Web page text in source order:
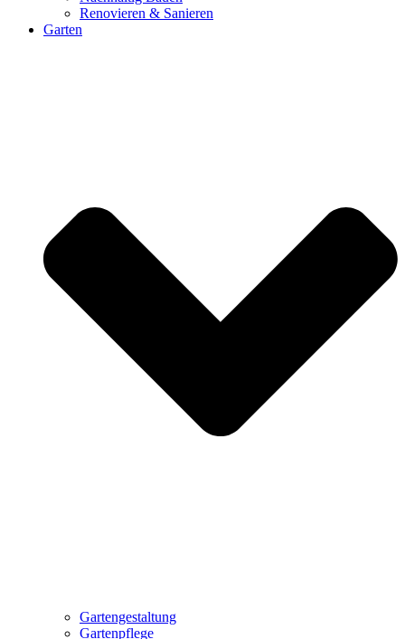
Renovieren & Sanieren
Garten
Gartengestaltung
Gartenpflege